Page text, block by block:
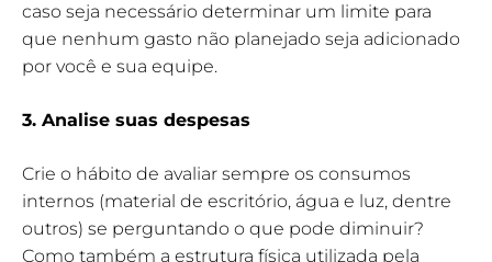
caso seja necessário determinar um limite para
que nenhum gasto não planejado seja adicionado
por você e sua equipe.
3. Analise suas despesas
Crie o hábito de avaliar sempre os consumos
internos (material de escritório, água e luz, dentre
outros) se perguntando o que pode diminuir?
Como também a estrutura física utilizada pela